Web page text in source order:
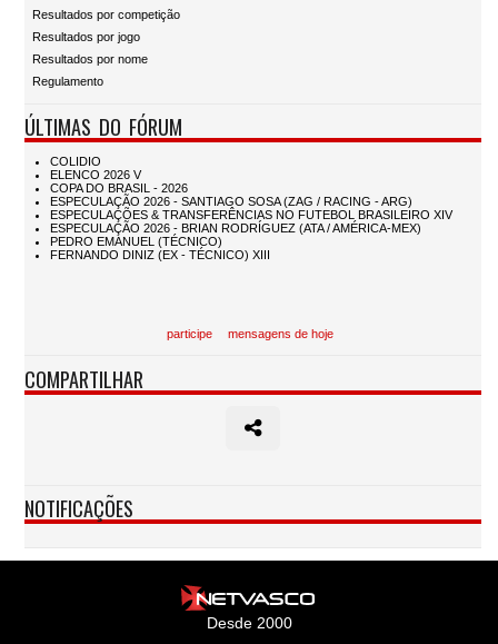
Resultados por competição
Resultados por jogo
Resultados por nome
Regulamento
ÚLTIMAS DO FÓRUM
participe mensagens de hoje
COMPARTILHAR
NOTIFICAÇÕES
Desde 2000